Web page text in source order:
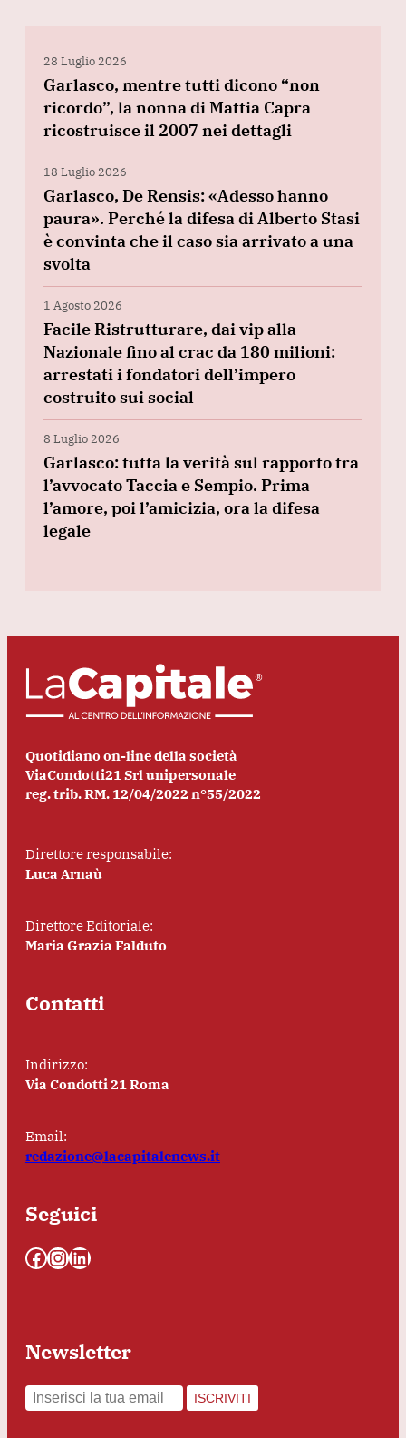
28 Luglio 2026
Garlasco, mentre tutti dicono “non
ricordo”, la nonna di Mattia Capra
ricostruisce il 2007 nei dettagli
18 Luglio 2026
Garlasco, De Rensis: «Adesso hanno
paura». Perché la difesa di Alberto Stasi
è convinta che il caso sia arrivato a una
svolta
1 Agosto 2026
Facile Ristrutturare, dai vip alla
Nazionale fino al crac da 180 milioni:
arrestati i fondatori dell’impero
costruito sui social
8 Luglio 2026
Garlasco: tutta la verità sul rapporto tra
l’avvocato Taccia e Sempio. Prima
l’amore, poi l’amicizia, ora la difesa
legale
Quotidiano on-line della società
ViaCondotti21 Srl unipersonale
reg. trib. RM. 12/04/2022 n°55/2022
Direttore responsabile:
Luca Arnaù
Direttore Editoriale:
Maria Grazia Falduto
Contatti
Indirizzo:
Via Condotti 21 Roma
Email:
redazione@lacapitalenews.it
Seguici
Facebook InstagramLinkedIn
Newsletter
ISCRIVITI